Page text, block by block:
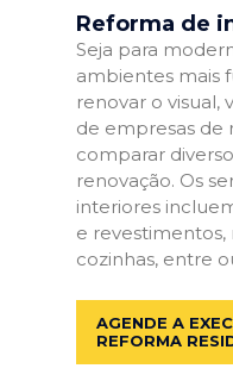
Reforma de
Seja para
ambientes mais
renovar o visual,
de empresas de
comparar
renovação. Os
interiores
e
cozinhas, entre
AGENDE A
REFORMA